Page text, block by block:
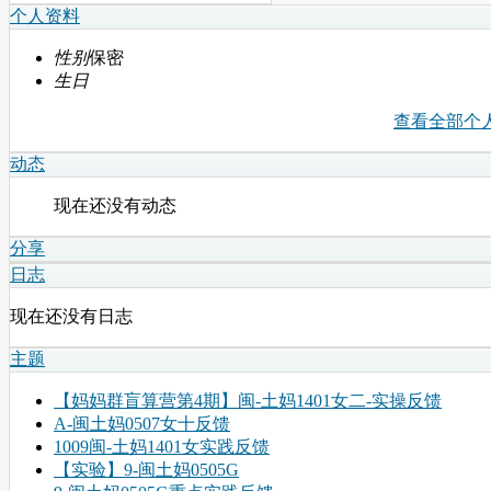
个人资料
性别保密
生日
查看全部个
动态
现在还没有动态
分享
日志
现在还没有日志
主题
【妈妈群盲算营第4期】闽-土妈1401女二-实操反馈
A-闽土妈0507女十反馈
1009闽-土妈1401女实践反馈
【实验】9-闽土妈0505G